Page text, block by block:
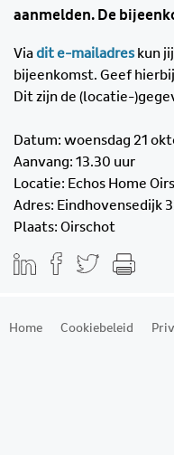
aanmelden. De
Viadit e-mailadreskun
bijeenkomst. Geef
Dit zijn de (locatie-
Datum: woensdag 21
Aanvang: 13.30 uur
Locatie: Echos Home
Adres: Eindhovensedijk
Plaats: Oirschot
Home Cookiebeleid